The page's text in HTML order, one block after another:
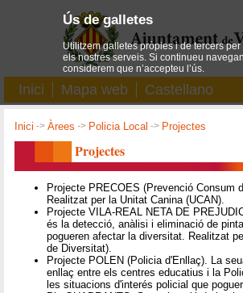
Inici Mapa web Castellano
Inici ->Àrees -> Policia Local -> Projectes
Projectes
Projecte PRECOES (Prevenció Consum
Realitzat per la Unitat Canina (UCAN).
Projecte VILA-REAL NETA DE
és la detecció, anàlisi i eliminació de
pogueren afectar la diversitat. Realitzat
de Diversitat).
Projecte POLEN (Policia d'Enllaç). La
enllaç entre els centres educatius i la
les situacions d'interés policial que
Ús de galletes
Utilitzem galletes pròpies i de tercers
els nostres serveis. Si continueu
considerem que n’accepteu l’ús.